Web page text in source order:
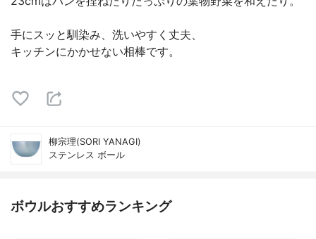
手にスッと馴染み、洗いやすく丈夫、
キッチンにかかせない相棒です。
柳宗理(SORI YANAGI)
ステンレス ボール
ボウルおすすめランキング